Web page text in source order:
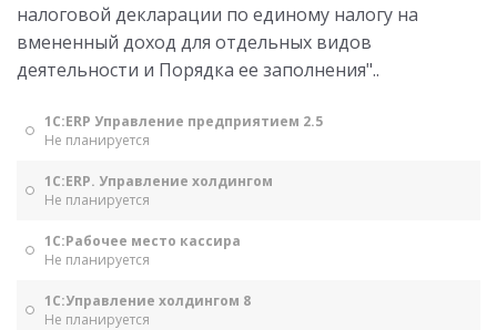
налоговой декларации по единому налогу на
вмененный доход для отдельных видов
деятельности и Порядка ее заполнения"..
1С:ERP Управление предприятием 2.5
Не планируется
1С:ERP. Управление холдингом
Не планируется
1С:Рабочее место кассира
Не планируется
1С:Управление холдингом 8
Не планируется